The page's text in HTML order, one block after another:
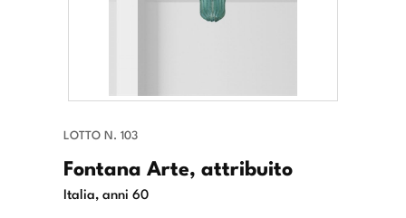
LOTTO N. 103
Fontana Arte, attribuito
Italia, anni 60